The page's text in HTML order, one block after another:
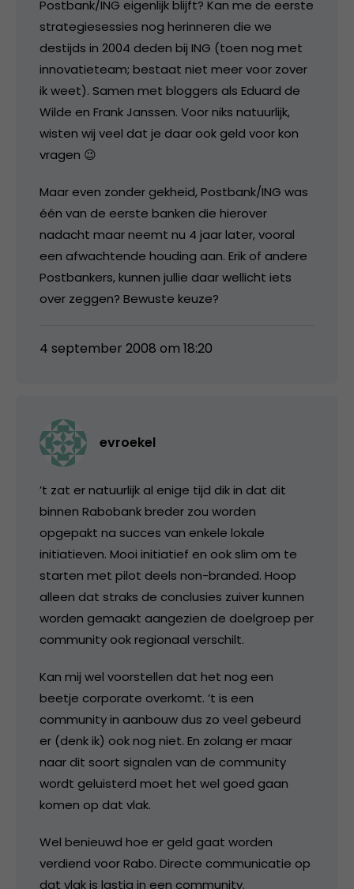
Postbank/ING eigenlijk blijft? Kan me de eerste
strategiesessies nog herinneren die we
destijds in 2004 deden bij ING (toen nog met
innovatieteam; bestaat niet meer voor zover
ik weet). Samen met bloggers als Eduard de
Wilde en Frank Janssen. Voor niks natuurlijk,
wisten wij veel dat je daar ook geld voor kon
vragen 😉
Maar even zonder gekheid, Postbank/ING was
één van de eerste banken die hierover
nadacht maar neemt nu 4 jaar later, vooral
een afwachtende houding aan. Erik of andere
Postbankers, kunnen jullie daar wellicht iets
over zeggen? Bewuste keuze?
4 september 2008 om 18:20
evroekel
’t zat er natuurlijk al enige tijd dik in dat dit
binnen Rabobank breder zou worden
opgepakt na succes van enkele lokale
initiatieven. Mooi initiatief en ook slim om te
starten met pilot deels non-branded. Hoop
alleen dat straks de conclusies zuiver kunnen
worden gemaakt aangezien de doelgroep per
community ook regionaal verschilt.
Kan mij wel voorstellen dat het nog een
beetje corporate overkomt. ’t is een
community in aanbouw dus zo veel gebeurd
er (denk ik) ook nog niet. En zolang er maar
naar dit soort signalen van de community
wordt geluisterd moet het wel goed gaan
komen op dat vlak.
Wel benieuwd hoe er geld gaat worden
verdiend voor Rabo. Directe communicatie op
dat vlak is lastig in een community.